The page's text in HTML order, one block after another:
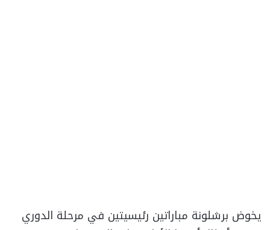
يخوض برشلونة مباراتين رئيسيتين في مرحلة الدوري